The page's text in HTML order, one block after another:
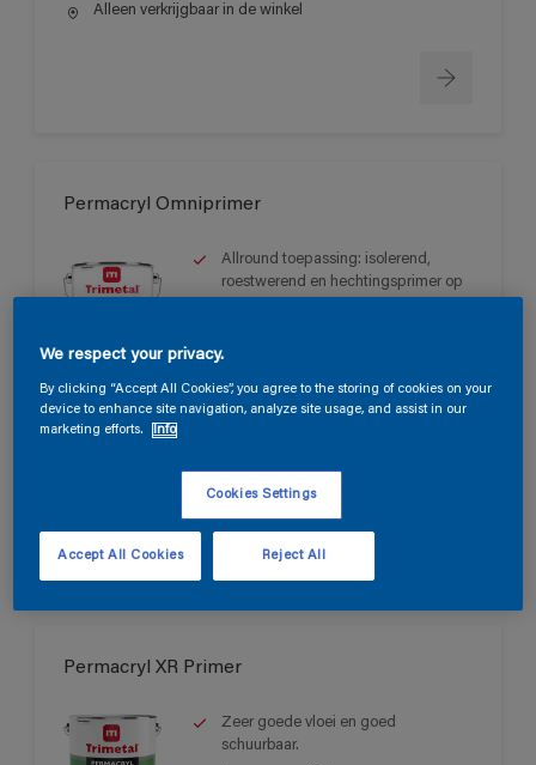
Alleen verkrijgbaar in de winkel
Permacryl Omniprimer
Allround toepassing: isolerend,
roestwerend en hechtingsprimer op
applicatie.
Voorkomt het doorbloeden van
meeste kleurstoffen en/of
Alleen verkrijgbaar in de winkel
Permacryl XR Primer
Zeer goede vloei en goed
schuurbaar.
We respect your privacy.
By clicking “Accept All Cookies”, you agree to the storing of cookies on your
device to enhance site navigation, analyze site usage, and assist in our
marketing efforts.
Info
Cookies Settings
Reject All
Accept All Cookies